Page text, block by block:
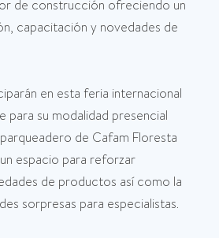
de construcción ofreciendo un
capacitación y novedades de
en esta feria internacional
para su modalidad presencial
de Cafam Floresta
espacio para reforzar
de productos así como la
sorpresas para especialistas.